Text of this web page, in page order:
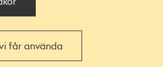
får använda